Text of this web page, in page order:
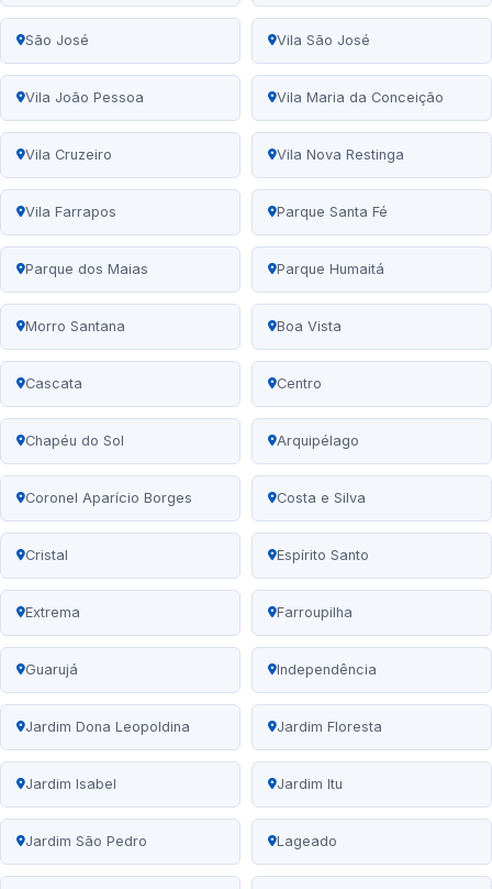
São José Vila São José
Vila João Pessoa Vila Maria da Conceição
Vila Cruzeiro Vila Nova Restinga
Vila Farrapos Parque Santa Fé
Parque dos Maias Parque Humaitá
Morro Santana Boa Vista
Cascata Centro
Chapéu do Sol Arquipélago
Coronel Aparício Borges Costa e Silva
Cristal Espírito Santo
Extrema Farroupilha
Guarujá Independência
Jardim Dona Leopoldina Jardim Floresta
Jardim Isabel Jardim Itu
Jardim São Pedro Lageado